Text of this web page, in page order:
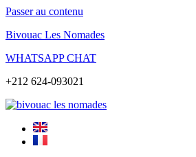
Passer au contenu
Bivouac Les Nomades
WHATSAPP CHAT
+212 624-093021